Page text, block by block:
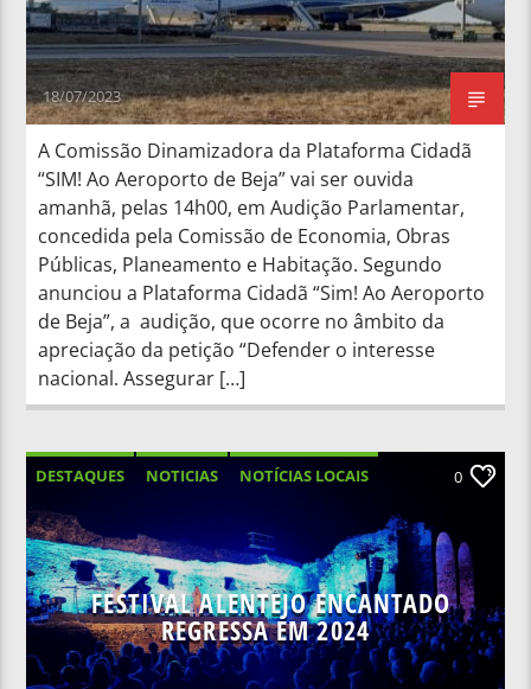
18/07/2023
A Comissão Dinamizadora da Plataforma Cidadã
“SIM! Ao Aeroporto de Beja” vai ser ouvida
amanhã, pelas 14h00, em Audição Parlamentar,
concedida pela Comissão de Economia, Obras
Públicas, Planeamento e Habitação. Segundo
anunciou a Plataforma Cidadã “Sim! Ao Aeroporto
de Beja”, a audição, que ocorre no âmbito da
apreciação da petição “Defender o interesse
nacional. Assegurar […]
DESTAQUES NOTICIAS
NOTÍCIAS LOCAIS
NOTÍCIAS NACIONAIS
0
FESTIVAL ALENTEJO ENCANTADO
REGRESSA EM 2024